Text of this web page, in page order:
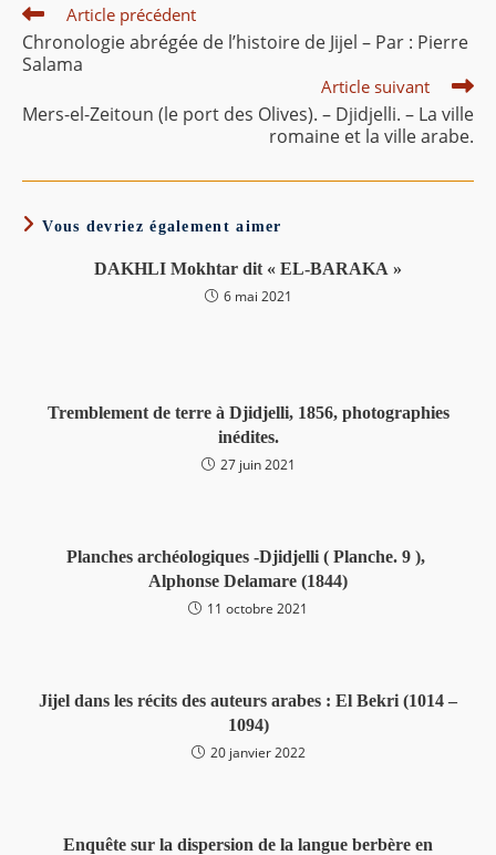
Read
more
articles
Article précédent
Chronologie abrégée de l’histoire de Jijel – Par : Pierre
Salama
Article suivant
Mers-el-Zeitoun (le port des Olives). – Djidjelli. – La ville
romaine et la ville arabe.
Vous devriez également aimer
DAKHLI Mokhtar dit « EL-BARAKA »
6 mai 2021
Tremblement de terre à Djidjelli, 1856, photographies
inédites.
27 juin 2021
Planches archéologiques -Djidjelli ( Planche. 9 ),
Alphonse Delamare (1844)
11 octobre 2021
Jijel dans les récits des auteurs arabes : El Bekri (1014 –
1094)
20 janvier 2022
Enquête sur la dispersion de la langue berbère en